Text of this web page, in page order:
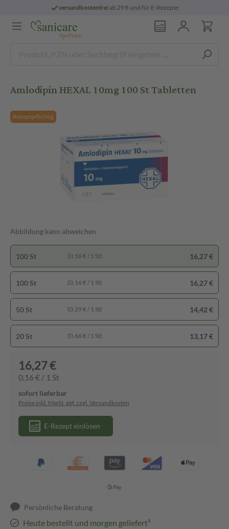
versandkostenfreiab 29 € und für E-Rezepte
Amlodipin HEXAL 10mg 100 St Tabletten
Rezeptpflichtig
Abbildung kann abweichen
100 St (0,16 € / 1 St) 16,27 €
100 St (0,16 € / 1 St) 16,27 €
50 St (0,29 € / 1 St) 14,42 €
20 St (0,66 € / 1 St) 13,17 €
16,27 €
0,16 € / 1 St
sofort lieferbar
Preise inkl. MwSt. ggf. zzgl. Versandkosten
E-Rezept einlösen
Persönliche Beratung
Heute bestellt und morgen geliefert³